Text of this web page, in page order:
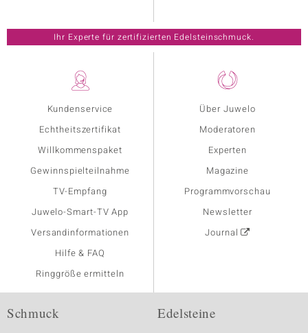
Kundenservice
Echtheitszertifikat
Willkommenspaket
Gewinnspielteilnahme
TV-Empfang
Juwelo-Smart-TV App
Versandinformationen
Hilfe & FAQ
Ringgröße ermitteln
Über Juwelo
Moderatoren
Experten
Magazine
Programmvorschau
Newsletter
Journal
Ihr Experte für zertifizierten Edelsteinschmuck.
Schmuck Edelsteine